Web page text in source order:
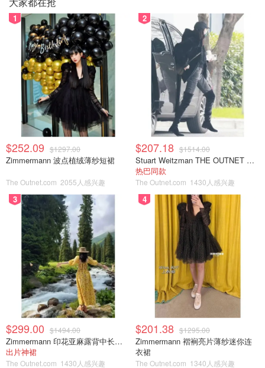
颜值上低饱和度的抹茶绿色+优雅流畅的壶身+复古天鹅颈壶
嘴，实用上1200W+不锈钢内胆+自动关机功能+360度旋转
底座+可收纳电源线，完美实现实用与颜值的双重治愈！随
便摆在厨房的某个角落即可获得ins风软装摆件一个 ~
nutribullet Pro 便携搅拌机
Nutribullet PRO 便携搅拌机 900W
Walmart
1
$252.09 $1297.00
Zimmermann 波点植绒薄纱短裙
The Outnet.com 2055人感兴趣
2
$207.18 $1514.00
Stuart Weitzman THE OUTNET 麂皮过膝靴 黑色
热巴同款
The Outnet.com 1430人感兴趣
3
$299.00 $1494.00
Zimmermann 印花亚麻露背中长连衣裙
出片神裙
The Outnet.com 1430人感兴趣
4
$201.38 $1295.00
Zimmermann 褶裥亮片薄纱迷你连
衣裙
The Outnet.com 1340人感兴趣